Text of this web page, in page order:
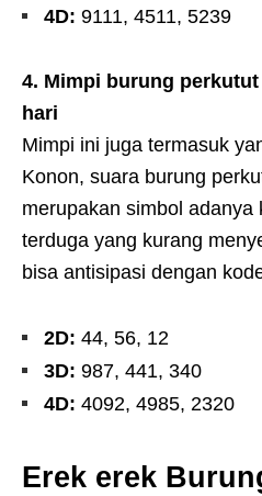
4D: 9111, 4511, 5239
4. Mimpi burung
hari
Mimpi ini juga termasuk
Konon, suara burung
merupakan simbol adanya
terduga yang kurang
bisa antisipasi dengan
2D: 44, 56, 12
3D: 987, 441, 340
4D: 4092, 4985, 2320
Erek erek